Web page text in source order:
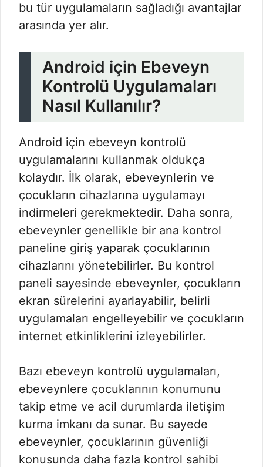
bu tür uygulamaların sağladığı avantajlar
arasında yer alır.
Android için Ebeveyn
Kontrolü Uygulamaları
Nasıl Kullanılır?
Android için ebeveyn kontrolü
uygulamalarını kullanmak oldukça
kolaydır. İlk olarak, ebeveynlerin ve
çocukların cihazlarına uygulamayı
indirmeleri gerekmektedir. Daha sonra,
ebeveynler genellikle bir ana kontrol
paneline giriş yaparak çocuklarının
cihazlarını yönetebilirler. Bu kontrol
paneli sayesinde ebeveynler, çocukların
ekran sürelerini ayarlayabilir, belirli
uygulamaları engelleyebilir ve çocukların
internet etkinliklerini izleyebilirler.
Bazı ebeveyn kontrolü uygulamaları,
ebeveynlere çocuklarının konumunu
takip etme ve acil durumlarda iletişim
kurma imkanı da sunar. Bu sayede
ebeveynler, çocuklarının güvenliği
konusunda daha fazla kontrol sahibi